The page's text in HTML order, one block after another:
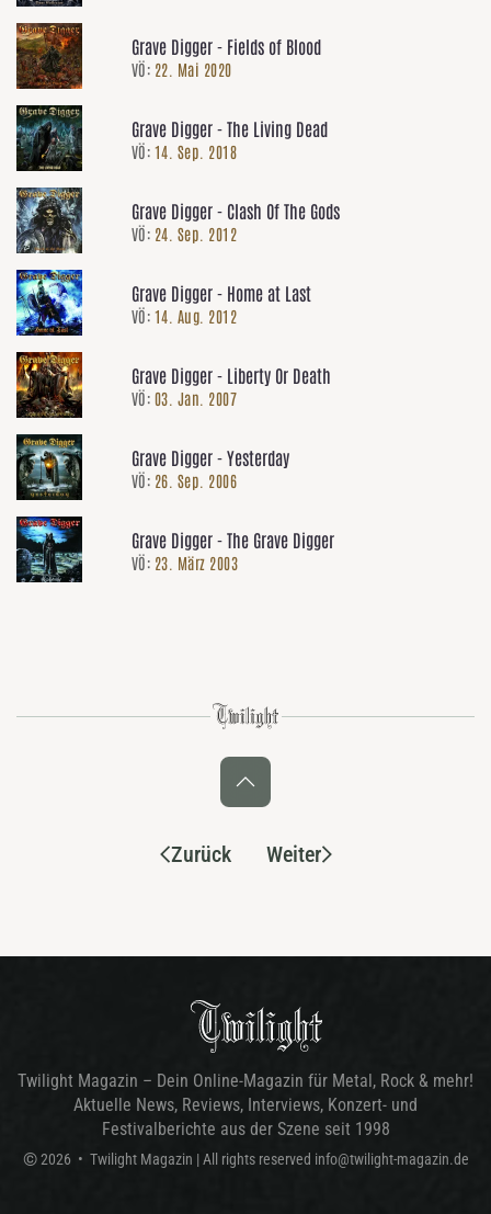
Grave Digger - Fields of Blood
VÖ: 22. Mai 2020
Grave Digger - The Living Dead
VÖ: 14. Sep. 2018
Grave Digger - Clash Of The Gods
VÖ: 24. Sep. 2012
Grave Digger - Home at Last
VÖ: 14. Aug. 2012
Grave Digger - Liberty Or Death
VÖ: 03. Jan. 2007
Grave Digger - Yesterday
VÖ: 26. Sep. 2006
Grave Digger - The Grave Digger
VÖ: 23. März 2003
Zurück Weiter
Twilight Magazin – Dein Online-Magazin für Metal, Rock & mehr!
Aktuelle News, Reviews, Interviews, Konzert- und
Festivalberichte aus der Szene seit 1998
© 2026 • Twilight Magazin | All rights reserved info@twilight-magazin.de